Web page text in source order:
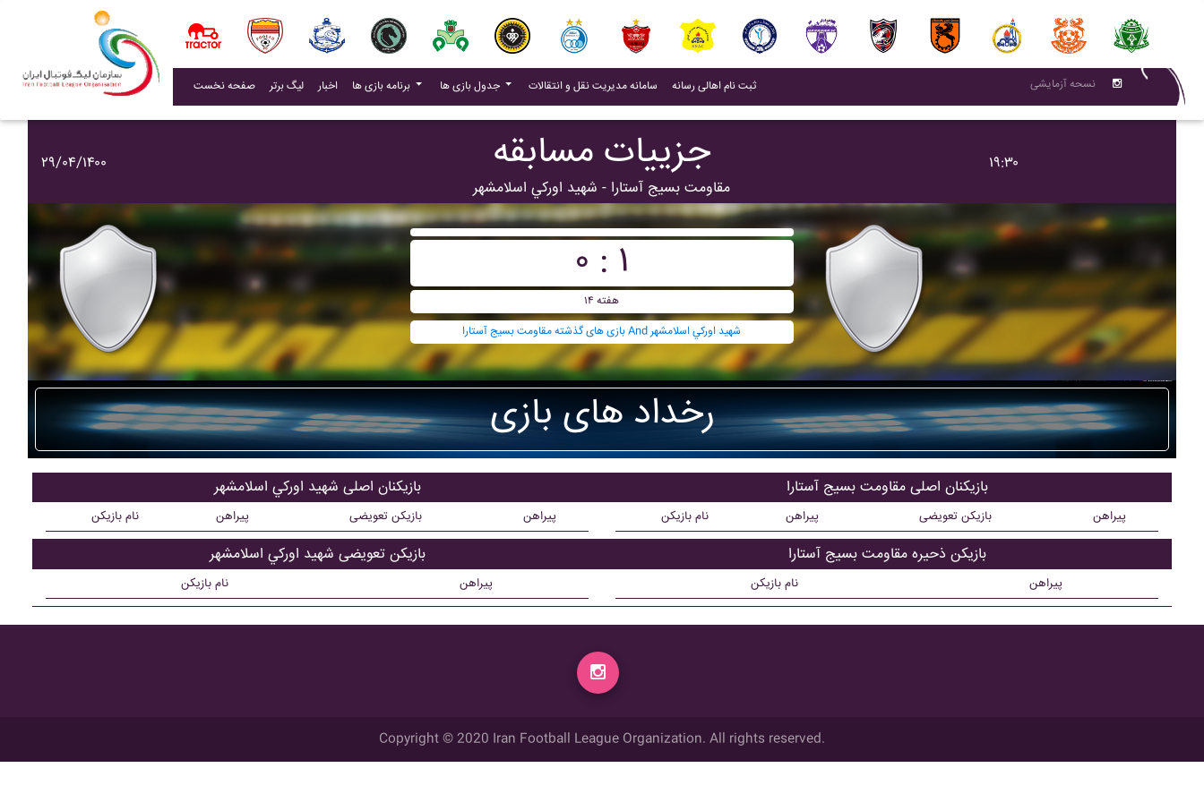
صفحه نخست لیگ برتر اخبار(current) برنامه بازی ها جدول بازی ها سامانه مدیریت نقل و انتقالات (current)
ثبت نام اهالی رسانه(current) نسحه آزمایشی
۲۹/۰۴/۱۴۰۰ جزییات مسابقه
مقاومت بسيج آستارا - شهيد اورکي اسلامشهر
۱۹:۳۰
۰ : ۱
هفته ۱۴
بازی های گذشته مقاومت بسيج آستارا And شهيد اورکي اسلامشهر
رخداد های بازی
بازیکنان اصلی شهيد اورکي اسلامشهر
نام بازیکن پیراهن بازیکن تعویضی پیراهن
بازیکن تعویضی شهيد اورکي اسلامشهر
نام بازیکن پیراهن
بازیکنان اصلی مقاومت بسيج آستارا
نام بازیکن پیراهن بازیکن تعویضی پیراهن
بازیکن ذحیره مقاومت بسيج آستارا
نام بازیکن پیراهن
Copyright © 2020 Iran Football League Organization. All rights reserved.